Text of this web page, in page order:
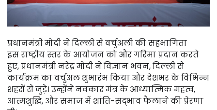
प्रधानमंत्री मोदी ने दिल्ली से वर्चुअली की सहभागिता
इस राष्ट्रीय स्तर के आयोजन को और गरिमा प्रदान करते
हुए, प्रधानमंत्री नरेंद्र मोदी ने विज्ञान भवन, दिल्ली से
कार्यक्रम का वर्चुअल शुभारंभ किया और देशभर के विभिन्न
शहरों से जुड़े। उन्होंने नवकार मंत्र के आध्यात्मिक महत्व,
आत्मशुद्धि, और समाज में शांति-सद्भाव फैलाने की प्रेरणा